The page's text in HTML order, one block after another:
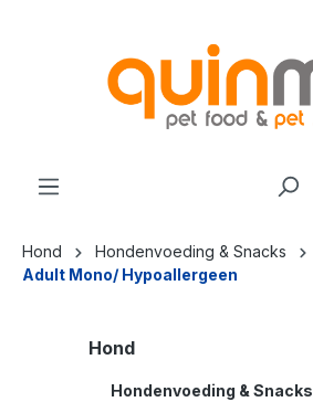
Hond Hondenvoeding & Snacks
Adult Mono/ Hypoallergeen
Hond
Hondenvoeding & Snacks